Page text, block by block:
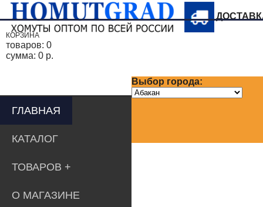
Выбор города:
КОРЗИНА
товаров: 0
сумма: 0 р.
ГЛАВНАЯ
КАТАЛОГ
ТОВАРОВ
О МАГАЗИНЕ